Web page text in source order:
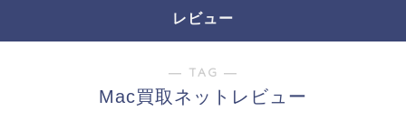
レビュー
― TAG ―
Mac買取ネットレビュー